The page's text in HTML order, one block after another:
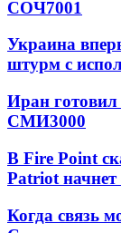
СОЧ7001
Украина
штурм с
Иран готовил
СМИ3000
В Fire Point
Patriot начнет
Когда связь